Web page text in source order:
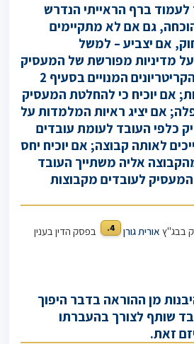
לעמוד ברף הראייתי הנדרש
גם אם לא מתקיימים
של סעיף 9 לחוק, אם יצביע – למשל
מדיניות מפורשת של המעסיק
המבוססת על אחד הקריטריונים המנויים בסעיף 2
אם יוכיח כי להחלטת המעסיק
אם יציג ראיות המלמדות על
כלפי העובד לעומת עובדים
לאותה קבוצה; אם יוכיח יחס
אליה משתייך העובד
לעובדים מקבוצות
בבג"ץ אורית גורן 4.
בפסק הדין בענין
מן ההוראה בדבר היפוך
שותף לצורך בהעברתו
זאת.